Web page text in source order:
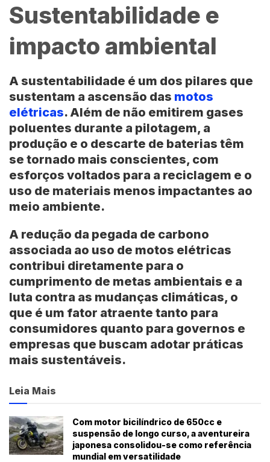
Sustentabilidade e
impacto ambiental
A sustentabilidade é um dos pilares que
sustentam a ascensão das motos
elétricas. Além de não emitirem gases
poluentes durante a pilotagem, a
produção e o descarte de baterias têm
se tornado mais conscientes, com
esforços voltados para a reciclagem e o
uso de materiais menos impactantes ao
meio ambiente.
A redução da pegada de carbono
associada ao uso de motos elétricas
contribui diretamente para o
cumprimento de metas ambientais e a
luta contra as mudanças climáticas, o
que é um fator atraente tanto para
consumidores quanto para governos e
empresas que buscam adotar práticas
mais sustentáveis.
Leia Mais
Com motor bicilíndrico de 650cc e
suspensão de longo curso, a aventureira
japonesa consolidou-se como referência
mundial em versatilidade